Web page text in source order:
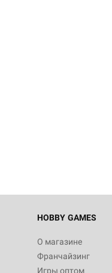
HOBBY GAMES
О магазине
Франчайзинг
Игры оптом